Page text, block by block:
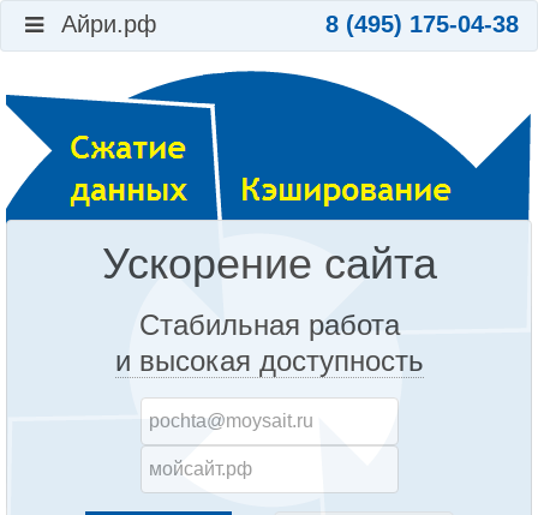
Айри.рф 8 (495) 175-04-38
Ускорение сайта
Стабильная работа
и высокая доступность